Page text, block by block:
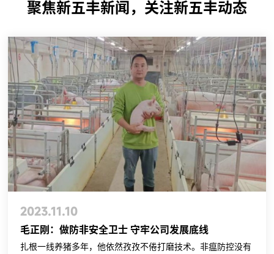
聚焦新五丰新闻，关注新五丰动态
2023.11.10
毛正刚：做防非安全卫士 守牢公司发展底线
扎根一线养猪多年，他依然孜孜不倦打磨技术。非瘟防控没有